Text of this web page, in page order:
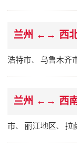
兰州 ←→ 西
浩特市、 乌鲁木齐
兰州 ←→ 西
市、 丽江地区、 拉